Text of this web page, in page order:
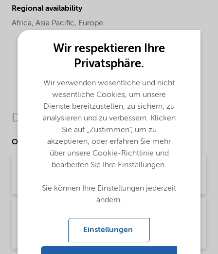
Regional availability
Africa, Asia Pacific, Europe
Downloads
Other Documents
Brochure Asphalt Applications (English)
Global (English)
Wir respektieren Ihre
Privatsphäre.
Wir verwenden wesentliche und nicht
wesentliche Cookies, um unsere
Dienste bereitzustellen, zu sichern, zu
analysieren und zu verbessern. Klicken
Sie auf „Zustimmen“, um zu
akzeptieren, oder erfahren Sie mehr
über unsere Cookie-Richtlinie und
bearbeiten Sie Ihre Einstellungen.
Sie können Ihre Einstellungen jederzeit
ändern.
Einstellungen